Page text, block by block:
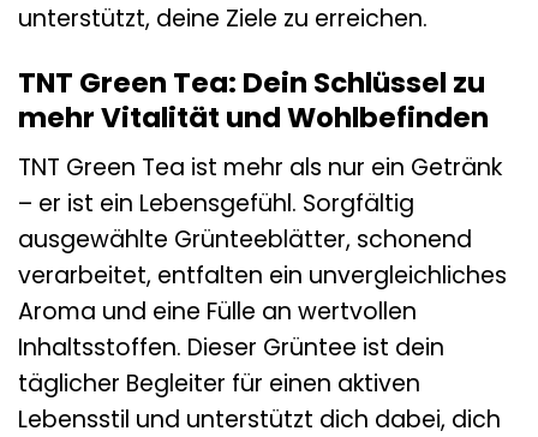
unterstützt, deine Ziele zu erreichen.
TNT Green Tea: Dein Schlüssel zu
mehr Vitalität und Wohlbefinden
TNT Green Tea ist mehr als nur ein Getränk
– er ist ein Lebensgefühl. Sorgfältig
ausgewählte Grünteeblätter, schonend
verarbeitet, entfalten ein unvergleichliches
Aroma und eine Fülle an wertvollen
Inhaltsstoffen. Dieser Grüntee ist dein
täglicher Begleiter für einen aktiven
Lebensstil und unterstützt dich dabei, dich